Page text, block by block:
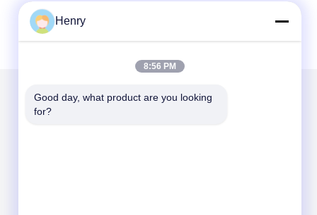
Mail ons
Henry
8:56 PM
Good day, what product are you looking
for?